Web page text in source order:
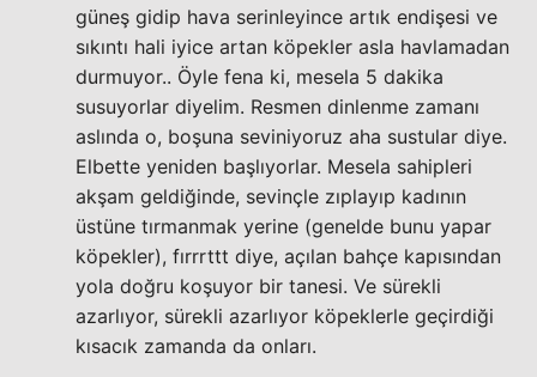
güneş gidip hava serinleyince artık endişesi ve
sıkıntı hali iyice artan köpekler asla havlamadan
durmuyor.. Öyle fena ki, mesela 5 dakika
susuyorlar diyelim. Resmen dinlenme zamanı
aslında o, boşuna seviniyoruz aha sustular diye.
Elbette yeniden başlıyorlar. Mesela sahipleri
akşam geldiğinde, sevinçle zıplayıp kadının
üstüne tırmanmak yerine (genelde bunu yapar
köpekler), fırrrttt diye, açılan bahçe kapısından
yola doğru koşuyor bir tanesi. Ve sürekli
azarlıyor, sürekli azarlıyor köpeklerle geçirdiği
kısacık zamanda da onları.